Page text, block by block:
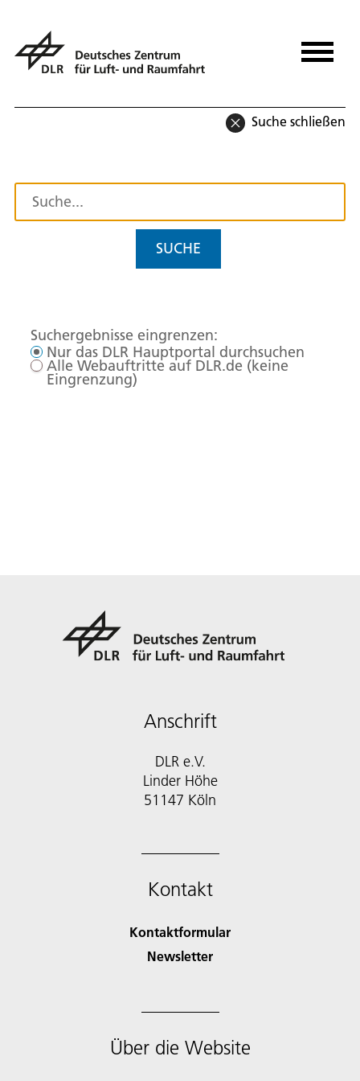
Suche schließen
SUCHE
Suchergebnisse eingrenzen:
Nur das DLR Hauptportal durchsuchen
Alle Webauftritte auf DLR.de (keine
Eingrenzung)
Anschrift
DLR e.V.
Linder Höhe
51147 Köln
Kontakt
Kontaktformular
Newsletter
Über die Website